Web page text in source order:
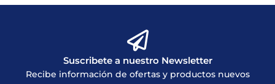
Suscribete a nuestro Newsletter
Recibe información de ofertas y productos nuevos